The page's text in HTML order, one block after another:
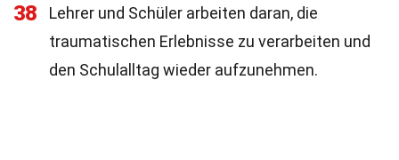
38
Lehrer und Schüler arbeiten daran, die
traumatischen Erlebnisse zu verarbeiten und
den Schulalltag wieder aufzunehmen.